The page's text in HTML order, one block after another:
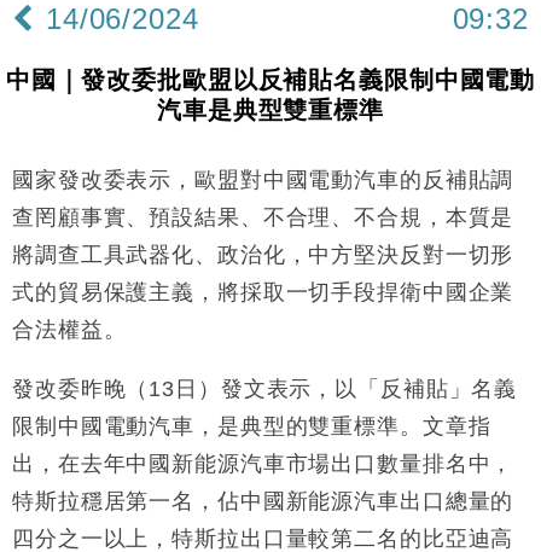
10:57
財經｜美商務部擬擴大金屬關稅範圍 14類產品或加徵
18:15
本地｜新世界K11 9月升級會員制度 增鉑金卡級別鎖
定高消費客群
日圓干預創新高
11:12
國際｜特朗普料美伊戰事快結束 承認部分彈藥庫存緊
司
11:30
財經｜精星香港夥菜鳥拓全球智慧倉儲市場 加快海外
14:50
地產｜大酒店中期轉賺2300萬元 斥21億翻新香港及
東京半島
13:12
國際｜特朗普赴洛杉磯高球場活動前 男子攜槍彈被捕
12:30
財經｜香港7月PMI回落至51 企業擴張放慢兼縮減人
手
14/06/2024 09:32
中國｜發改委批歐盟以反補貼名義限制中國電動
汽車是典型雙重標準
國家發改委表示，歐盟對中國電動汽車的反補貼調
查罔顧事實、預設結果、不合理、不合規，本質是
將調查工具武器化、政治化，中方堅決反對一切形
式的貿易保護主義，將採取一切手段捍衛中國企業
合法權益。
發改委昨晚（13日）發文表示，以「反補貼」名義
限制中國電動汽車，是典型的雙重標準。文章指
出，在去年中國新能源汽車市場出口數量排名中，
特斯拉穩居第一名，佔中國新能源汽車出口總量的
四分之一以上，特斯拉出口量較第二名的比亞迪高